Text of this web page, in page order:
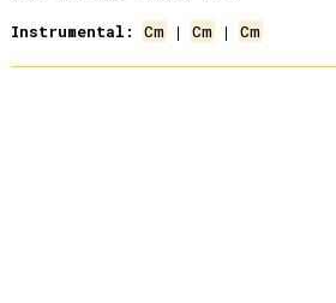
Instrumental:
Cm | Cm | Cm